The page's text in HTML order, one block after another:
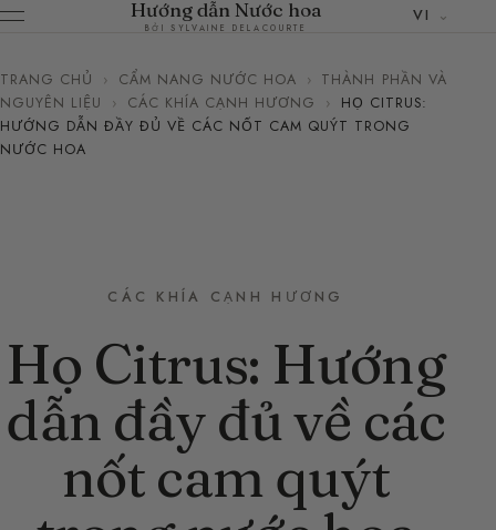
Hướng dẫn Nước hoa
BỞI SYLVAINE DELACOURTE
VI
TRANG CHỦ › CẨM NANG NƯỚC HOA › THÀNH PHẦN VÀ
NGUYÊN LIỆU
› CÁC KHÍA CẠNH HƯƠNG ›
HỌ CITRUS:
HƯỚNG DẪN ĐẦY ĐỦ VỀ CÁC NỐT CAM QUÝT TRONG
NƯỚC HOA
CÁC KHÍA CẠNH HƯƠNG
Họ Citrus: Hướng
dẫn đầy đủ về các
nốt cam quýt